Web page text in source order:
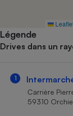
Légende
Drives dans un
1
Carrière
59310